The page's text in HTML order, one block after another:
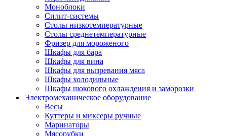
Моноблоки
Сплит-системы
Столы низкотемпературные
Столы среднетемпературные
Фризер для мороженого
Шкафы для бара
Шкафы для вина
Шкафы для вызревания мяса
Шкафы холодильные
Шкафы шокового охлаждения и заморозки
Электромеханическое оборудование
Весы
Куттеры и миксеры ручные
Маринаторы
Мясорубки